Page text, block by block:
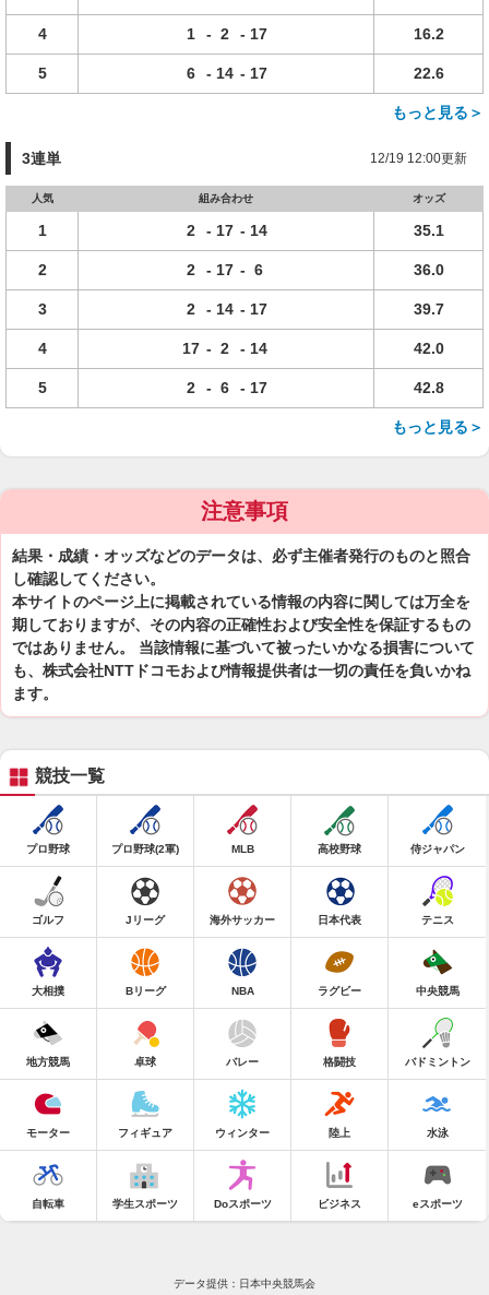
4 1 - 2 - 17 16.2
5 6 - 14 - 17 22.6
もっと見る＞
3連単 12/19 12:00更新
人気 組み合わせ オッズ
1 2 - 17 - 14 35.1
2 2 - 17 - 6 36.0
3 2 - 14 - 17 39.7
4 17 - 2 - 14 42.0
5 2 - 6 - 17 42.8
もっと見る＞
注意事項
結果・成績・オッズなどのデータは、必ず主催者発行のものと照合
し確認してください。
本サイトのページ上に掲載されている情報の内容に関しては万全を
期しておりますが、その内容の正確性および安全性を保証するもの
ではありません。 当該情報に基づいて被ったいかなる損害について
も、株式会社NTTドコモおよび情報提供者は一切の責任を負いかね
ます。
競技一覧
プロ野球 プロ野球(2軍) MLB 高校野球 侍ジャパン
ゴルフ Jリーグ 海外サッカー 日本代表 テニス
大相撲 Bリーグ NBA ラグビー 中央競馬
地方競馬 卓球 バレー 格闘技 バドミントン
モーター フィギュア ウィンター 陸上 水泳
自転車 学生スポーツ Doスポーツ ビジネス eスポーツ
データ提供：日本中央競馬会